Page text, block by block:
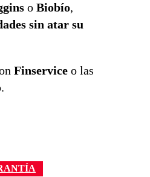
o Biobío,
sin atar su
Finservice o las